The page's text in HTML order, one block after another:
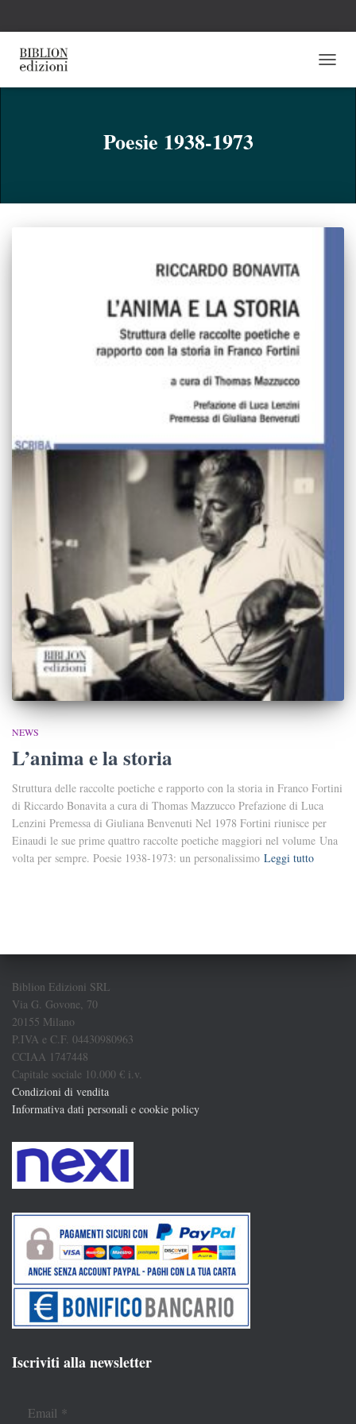
Poesie 1938-1973
NEWS
L’anima e la storia
Struttura delle raccolte poetiche e rapporto con la storia in Franco Fortini
di Riccardo Bonavita a cura di Thomas Mazzucco Prefazione di Luca
Lenzini Premessa di Giuliana Benvenuti Nel 1978 Fortini riunisce per
Einaudi le sue prime quattro raccolte poetiche maggiori nel volume Una
volta per sempre. Poesie 1938-1973: un personalissimo Leggi tutto
Biblion Edizioni SRL
Via G. Govone, 70
20155 Milano
P.IVA e C.F. 04430980963
CCIAA 1747448
Capitale sociale 10.000 € i.v.
Condizioni di vendita
Informativa dati personali e cookie policy
Iscriviti alla newsletter
Email *